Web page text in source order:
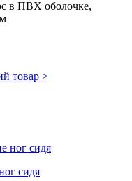
в ПВХ оболочке,
товар >
сидя